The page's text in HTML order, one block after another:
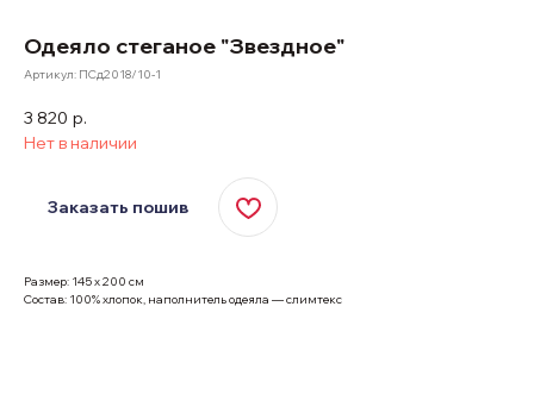
Одеяло стеганое "Звездное"
Артикул: ПСд2018/10-1
3 820 р.
Нет в наличии
Заказать пошив
Размер: 145 х 200 см
Состав: 100% хлопок, наполнитель одеяла — слимтекс